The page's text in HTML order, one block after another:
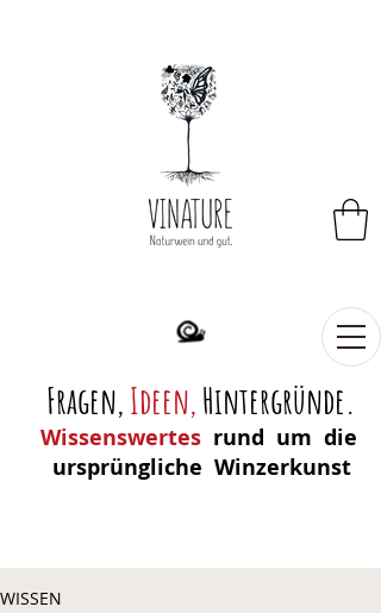
Fragen,Ideen,Hintergründe.
Wissenswertes rund um die
ursprüngliche Winzerkunst
WISSEN